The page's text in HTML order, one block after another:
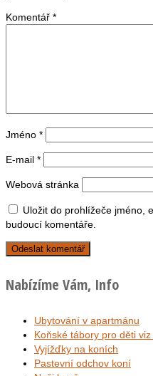
Komentář *
Jméno *
E-mail *
Webová stránka
Uložit do prohlížeče jméno,
budoucí komentáře.
Nabízíme Vám, Info
Ubytování v apartmánu
Koňské tábory pro děti
Vyjížďky na koních
Pastevní odchov koní